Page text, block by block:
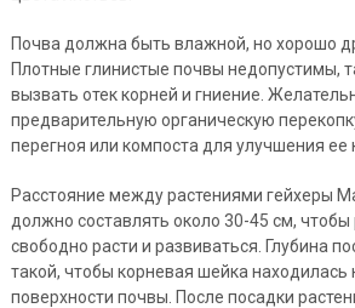
Почва должна быть влажной, но хорошо
Плотные глинистые почвы недопустимы,
вызвать отек корней и гниение.
предварительную органическую
перегноя или компоста для улучшения ее
Расстояние между растениями гейхеры
должно составлять около 30-45 см, чтобы
свободно расти и развиваться. Глубина
такой, чтобы корневая шейка находилась
поверхности почвы. После посадки